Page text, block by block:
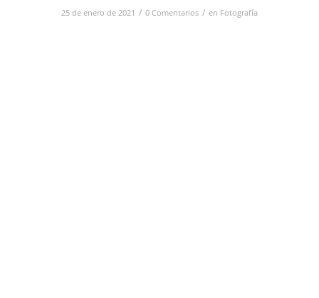
25 de enero de 2021 / 0 Comentarios / en Fotografía